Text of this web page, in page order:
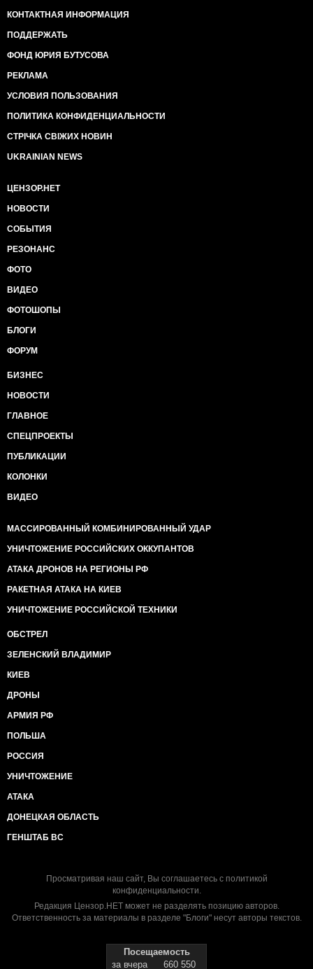
КОНТАКТНАЯ ИНФОРМАЦИЯ
ПОДДЕРЖАТЬ
ФОНД ЮРИЯ БУТУСОВА
РЕКЛАМА
УСЛОВИЯ ПОЛЬЗОВАНИЯ
ПОЛИТИКА КОНФИДЕНЦИАЛЬНОСТИ
СТРІЧКА СВІЖИХ НОВИН
UKRAINIAN NEWS
ЦЕНЗОР.НЕТ
НОВОСТИ
СОБЫТИЯ
РЕЗОНАНС
ФОТО
ВИДЕО
ФОТОШОПЫ
БЛОГИ
ФОРУМ
БИЗНЕС
НОВОСТИ
ГЛАВНОЕ
СПЕЦПРОЕКТЫ
ПУБЛИКАЦИИ
КОЛОНКИ
ВИДЕО
МАССИРОВАННЫЙ КОМБИНИРОВАННЫЙ УДАР
УНИЧТОЖЕНИЕ РОССИЙСКИХ ОККУПАНТОВ
АТАКА ДРОНОВ НА РЕГИОНЫ РФ
РАКЕТНАЯ АТАКА НА КИЕВ
УНИЧТОЖЕНИЕ РОССИЙСКОЙ ТЕХНИКИ
ОБСТРЕЛ
ЗЕЛЕНСКИЙ ВЛАДИМИР
КИЕВ
ДРОНЫ
АРМИЯ РФ
ПОЛЬША
РОССИЯ
УНИЧТОЖЕНИЕ
АТАКА
ДОНЕЦКАЯ ОБЛАСТЬ
ГЕНШТАБ ВС
Просматривая наш сайт, Вы соглашаетесь с политикой
конфиденциальности.
Редакция Цензор.НЕТ может не разделять позицию авторов.
Ответственность за материалы в разделе "Блоги" несут авторы текстов.
Посещаемость
за вчера
660 550